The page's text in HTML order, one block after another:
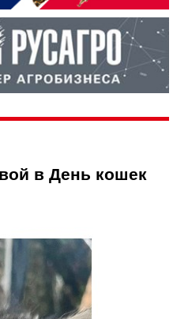
в День кошек